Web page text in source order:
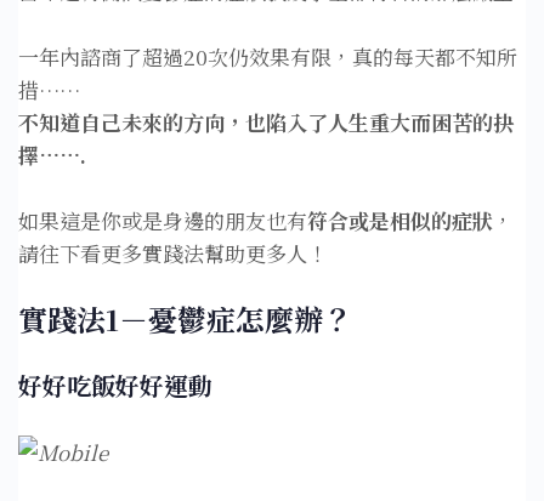
一年內諮商了超過20次仍效果有限，真的每天都不知所
措……⁣
不知道自己未來的方向，也陷入了人生重大而困苦的抉
擇…….
如果這是你或是身邊的朋友也有符合或是相似的症狀 ，
請往下看更多實踐法幫助更多人！
實踐法1－憂鬱症怎麼辦？
好好吃飯好好運動